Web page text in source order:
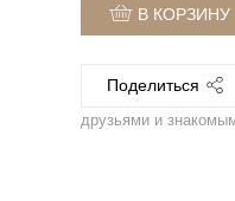
В КОРЗИНУ
Поделиться
друзьями и